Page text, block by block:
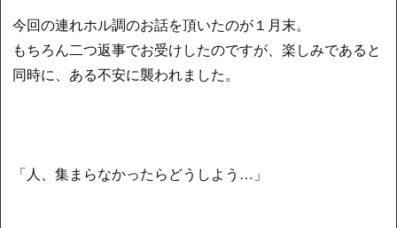
今回の連れホル調のお話を頂いたのが１月末。
もちろん二つ返事でお受けしたのですが、楽しみであると
同時に、ある不安に襲われました。
「人、集まらなかったらどうしよう…」